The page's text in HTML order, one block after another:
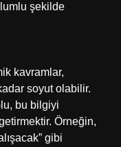
şekilde
kavramlar,
soyut olabilir.
bu bilgiyi
Örneğin,
gibi